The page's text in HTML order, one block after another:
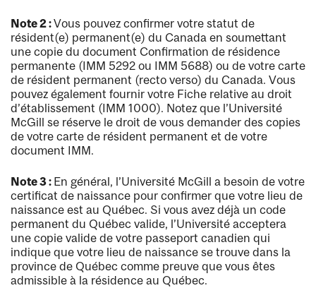
Note 2 :Vous pouvez confirmer votre statut de
résident(e) permanent(e) du Canada en soumettant
une copie du document Confirmation de résidence
permanente (IMM 5292 ou IMM 5688) ou de votre carte
de résident permanent (recto verso) du Canada. Vous
pouvez également fournir votre Fiche relative au droit
d’établissement (IMM 1000). Notez que l’Université
McGill se réserve le droit de vous demander des copies
de votre carte de résident permanent et de votre
document IMM.
Note 3 : En général, l’Université McGill a besoin de votre
certificat de naissance pour confirmer que votre lieu de
naissance est au Québec. Si vous avez déjà un code
permanent du Québec valide, l’Université acceptera
une copie valide de votre passeport canadien qui
indique que votre lieu de naissance se trouve dans la
province de Québec comme preuve que vous êtes
admissible à la résidence au Québec.